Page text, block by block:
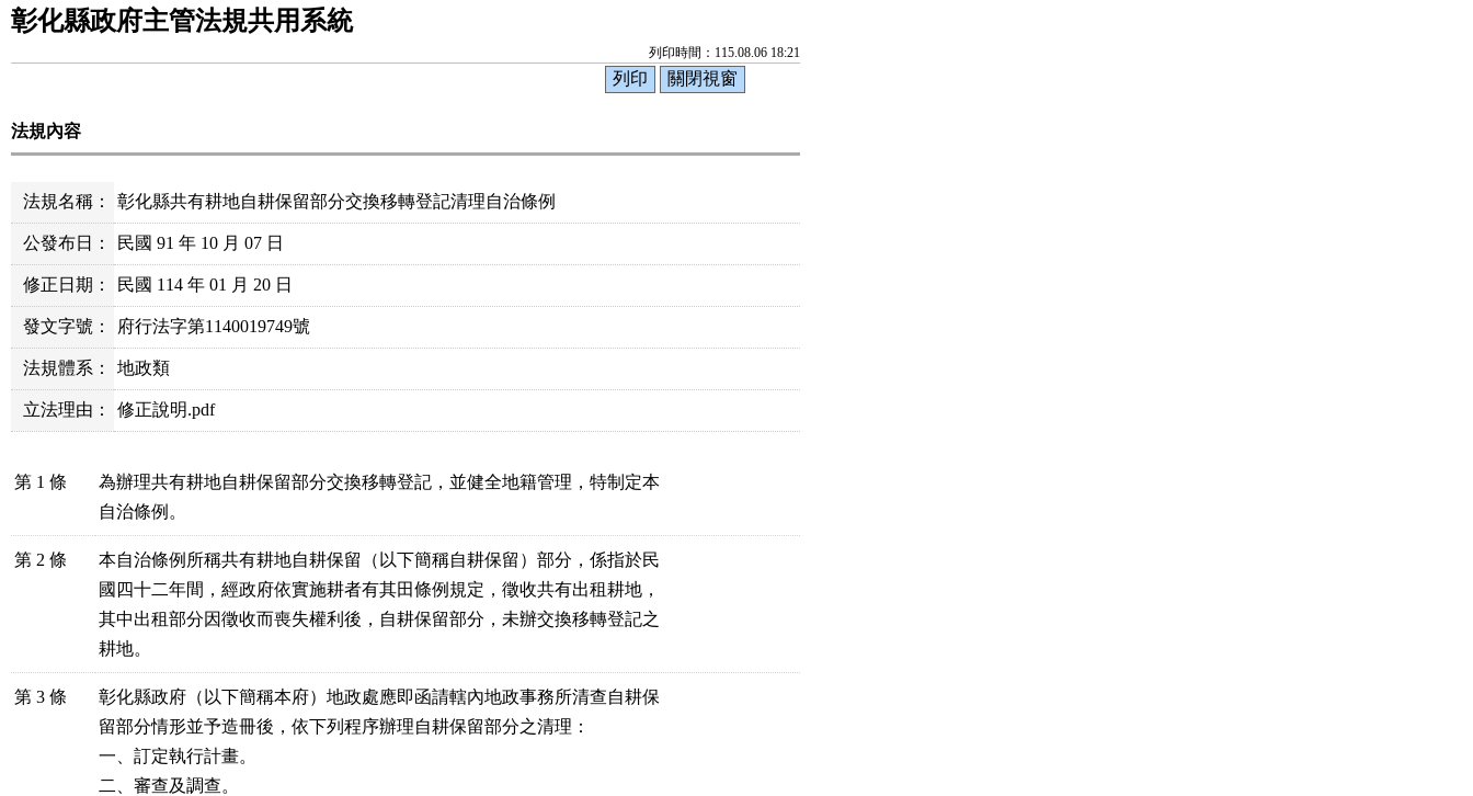
彰化縣政府主管法規共用系統
列印時間：115.08.06 18:21
法規內容
法規名稱： 彰化縣共有耕地自耕保留部分交換移轉登記清理自治條例
公發布日： 民國 91 年 10 月 07 日
修正日期： 民國 114 年 01 月 20 日
發文字號： 府行法字第1140019749號
法規體系： 地政類
立法理由： 修正說明.pdf
第 1 條
為辦理共有耕地自耕保留部分交換移轉登記，並健全地籍管理，特制定本
自治條例。
第 2 條
本自治條例所稱共有耕地自耕保留（以下簡稱自耕保留）部分，係指於民
國四十二年間，經政府依實施耕者有其田條例規定，徵收共有出租耕地，
其中出租部分因徵收而喪失權利後，自耕保留部分，未辦交換移轉登記之
耕地。
第 3 條
彰化縣政府（以下簡稱本府）地政處應即函請轄內地政事務所清查自耕保
留部分情形並予造冊後，依下列程序辦理自耕保留部分之清理：
一、訂定執行計畫。
二、審查及調查。